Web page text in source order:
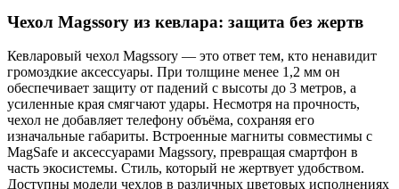
Чехол Magssory из кевлара: защита без жертв
Кевларовый чехол Magssory — это ответ тем, кто ненавидит
громоздкие аксессуары. При толщине менее 1,2 мм он
обеспечивает защиту от падений с высоты до 3 метров, а
усиленные края смягчают удары. Несмотря на прочность,
чехол не добавляет телефону объёма, сохраняя его
изначальные габариты. Встроенные магниты совместимы с
MagSafe и аксессуарами Magssory, превращая смартфон в
часть экосистемы. Стиль, который не жертвует удобством.
Доступны модели чехлов в различных цветовых исполнениях